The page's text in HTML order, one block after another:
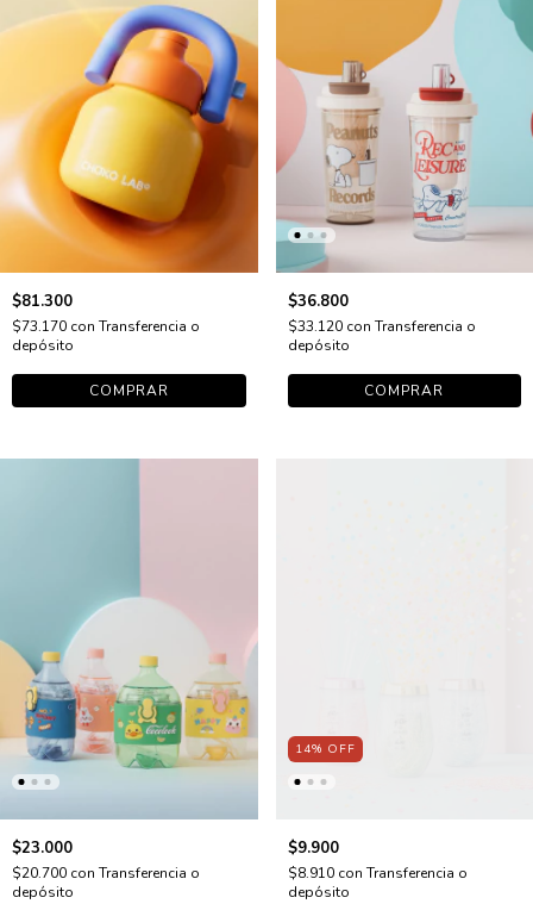
$81.300
$73.170 con Transferencia o
depósito
$36.800
$33.120 con Transferencia o
depósito
COMPRAR
$23.000
$20.700 con Transferencia o
depósito
14% OFF
$9.900
$8.910 con Transferencia o
depósito